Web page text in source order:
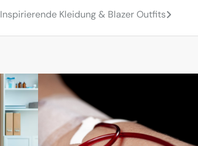
Inspirierende Kleidung & Blazer Outfits